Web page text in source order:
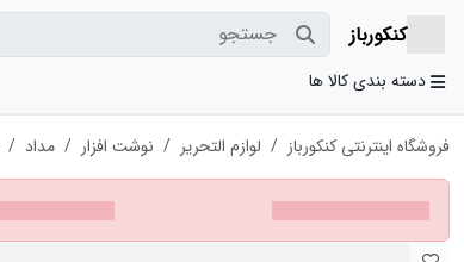
کنکورباز جستجو
دسته بندی کالا ها
فروشگاه اینترنتی کنکورباز لوازم التحریر نوشت افزار مداد